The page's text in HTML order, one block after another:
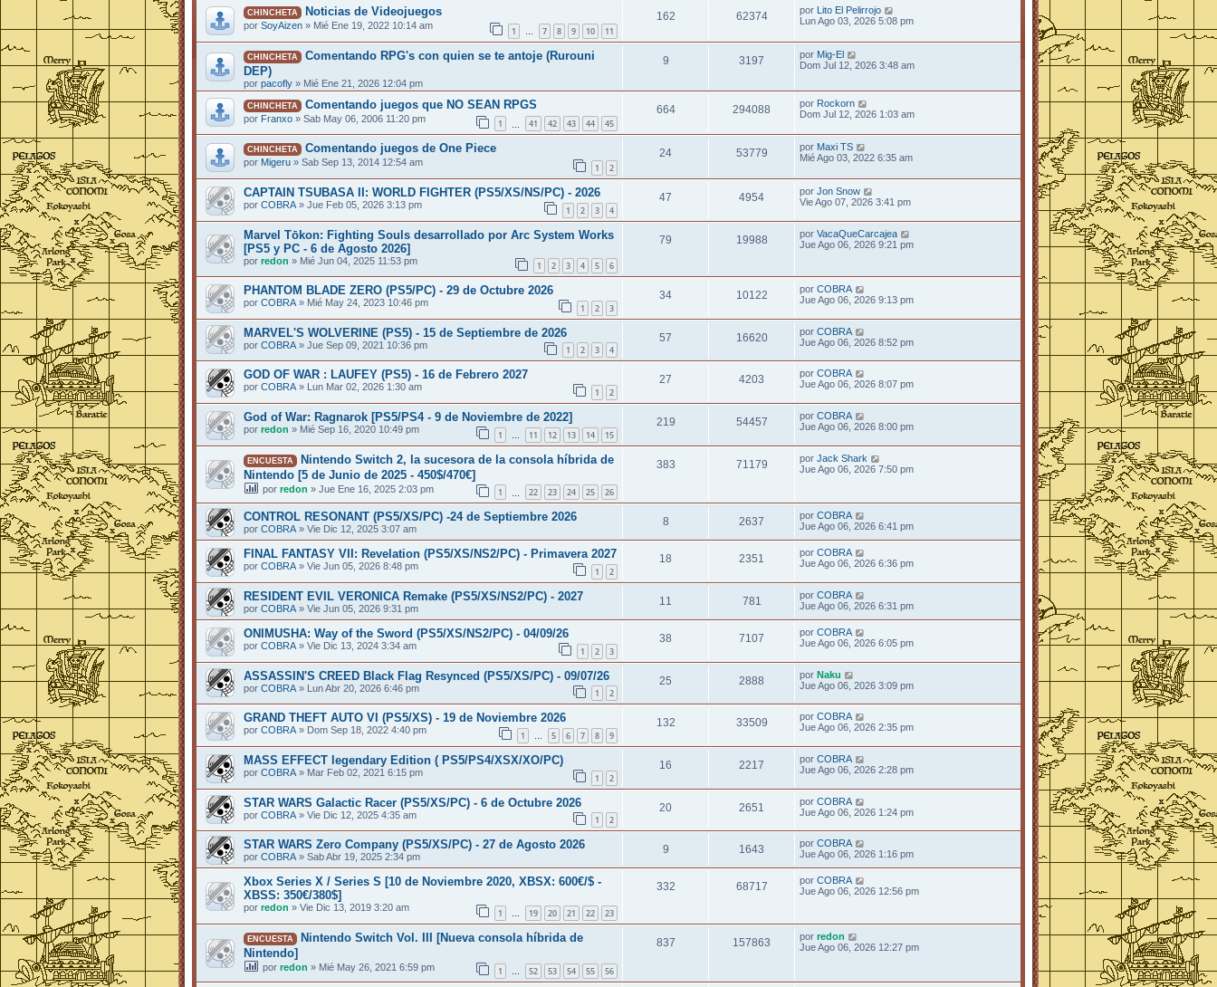
CHINCHETA Noticias de Videojuegos
por SoyAizen » Mié Ene 19, 2022 10:14 am 1 … 7 8 9 10 11
162 62374 por Lito El Pelirrojo
Lun Ago 03, 2026 5:08 pm
CHINCHETA
Comentando RPG's con quien se te antoje (Rurouni
DEP)
por pacofly » Mié Ene 21, 2026 12:04 pm
9 3197 por Mig-El
Dom Jul 12, 2026 3:48 am
CHINCHETA Comentando juegos que NO SEAN RPGS
por Franxo » Sab May 06, 2006 11:20 pm 1 41 42 43 44 45
664 294088 por Rockorn
Dom Jul 12, 2026 1:03 am
CHINCHETA Comentando juegos de One Piece
por Migeru » Sab Sep 13, 2014 12:54 am 1 2
24 53779 por Maxi TS
Mié Ago 03, 2022 6:35 am
CAPTAIN TSUBASA II: WORLD FIGHTER (PS5/XS/NS/PC) - 2026
por COBRA » Jue Feb 05, 2026 3:13 pm 1 2 3 4
47 4954 por Jon Snow
Vie Ago 07, 2026 3:41 pm
Marvel Tōkon: Fighting Souls desarrollado por Arc System Works
[PS5 y PC - 6 de Agosto 2026]
por redon » Mié Jun 04, 2025 11:53 pm 1 2 3 4 5 6
79 19988 por VacaQueCarcajea
Jue Ago 06, 2026 9:21 pm
PHANTOM BLADE ZERO (PS5/PC) - 29 de Octubre 2026
por COBRA » Mié May 24, 2023 10:46 pm 1 2 3
34 10122 por COBRA
Jue Ago 06, 2026 9:13 pm
MARVEL'S WOLVERINE (PS5) - 15 de Septiembre de 2026
por COBRA » Jue Sep 09, 2021 10:36 pm 1 2 3 4
57 16620 por COBRA
Jue Ago 06, 2026 8:52 pm
GOD OF WAR : LAUFEY (PS5) - 16 de Febrero 2027
por COBRA» Lun Mar 02, 2026 1:30 am 1 2
27 4203 por COBRA
Jue Ago 06, 2026 8:07 pm
God of War: Ragnarok [PS5/PS4 - 9 de Noviembre de 2022]
por redon » Mié Sep 16, 2020 10:49 pm 1 … 11 12 13 14 15
219 54457 por COBRA
Jue Ago 06, 2026 8:00 pm
ENCUESTA
Nintendo Switch 2, la sucesora de la consola híbrida de
Nintendo [5 de Junio de 2025 - 450$/470€]
por redon » Jue Ene 16, 2025 2:03 pm 1 22 23 24 25 26
383 71179 por Jack Shark
Jue Ago 06, 2026 7:50 pm
CONTROL RESONANT (PS5/XS/PC) -24 de Septiembre 2026
por COBRA» Vie Dic 12, 2025 3:07 am
8 2637 por COBRA
Jue Ago 06, 2026 6:41 pm
FINAL FANTASY VII: Revelation (PS5/XS/NS2/PC) - Primavera 2027
por COBRA» Vie Jun 05, 2026 8:48 pm 1 2
18 2351 por COBRA
Jue Ago 06, 2026 6:36 pm
RESIDENT EVIL VERONICA Remake (PS5/XS/NS2/PC) - 2027
por COBRA » Vie Jun 05, 2026 9:31 pm
11 781 por COBRA
Jue Ago 06, 2026 6:31 pm
ONIMUSHA: Way of the Sword (PS5/XS/NS2/PC) - 04/09/26
por COBRA » Vie Dic 13, 2024 3:34 am 1 2 3
38 7107 por COBRA
Jue Ago 06, 2026 6:05 pm
ASSASSIN'S CREED Black Flag Resynced (PS5/XS/PC) - 09/07/26
por COBRA » Lun Abr 20, 2026 6:46 pm 1 2
25 2888 por Naku
Jue Ago 06, 2026 3:09 pm
GRAND THEFT AUTO VI (PS5/XS) - 19 de Noviembre 2026
por COBRA » Dom Sep 18, 2022 4:40 pm 1 … 5 6 7 8 9
132 33509 por COBRA
Jue Ago 06, 2026 2:35 pm
MASS EFFECT legendary Edition ( PS5/PS4/XSX/XO/PC)
por COBRA » Mar Feb 02, 2021 6:15 pm 1 2
16 2217 por COBRA
Jue Ago 06, 2026 2:28 pm
STAR WARS Galactic Racer (PS5/XS/PC) - 6 de Octubre 2026
por COBRA » Vie Dic 12, 2025 4:35 am 1 2
20 2651 por COBRA
Jue Ago 06, 2026 1:24 pm
STAR WARS Zero Company (PS5/XS/PC) - 27 de Agosto 2026
por COBRA » Sab Abr 19, 2025 2:34 pm
9 1643 por COBRA
Jue Ago 06, 2026 1:16 pm
Xbox Series X / Series S [10 de Noviembre 2020, XBSX: 600€/$ -
XBSS: 350€/380$]
por redon » Vie Dic 13, 2019 3:20 am 1 … 19 20 21 22 23
332 68717 por COBRA
Jue Ago 06, 2026 12:56 pm
ENCUESTA
Nintendo Switch Vol. III [Nueva consola híbrida de
Nintendo]
por redon » Mié May 26, 2021 6:59 pm 1 52 53 54 55 56
837 157863 por redon
Jue Ago 06, 2026 12:27 pm